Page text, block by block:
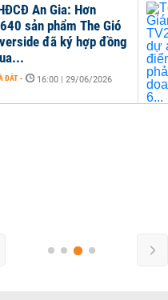
An Gia: Hơn
sản phẩm The Gió
đã ký hợp đồng
ĐẤT - 16:00 | 29/06/2026